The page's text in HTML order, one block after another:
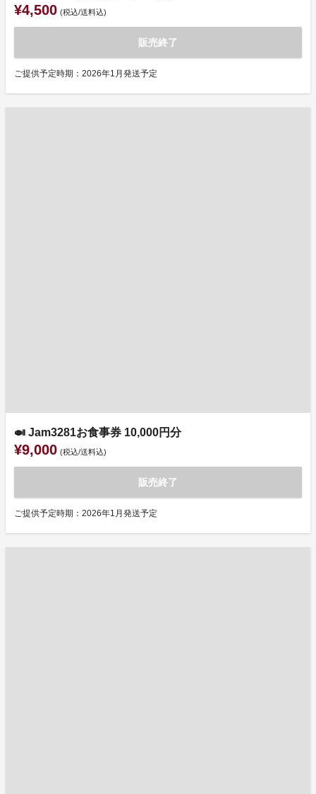
¥4,500 (税込/送料込)
販売終了
ご提供予定時期：2026年1月発送予定
🍛 Jam3281お食事券 10,000円分
¥9,000 (税込/送料込)
販売終了
ご提供予定時期：2026年1月発送予定